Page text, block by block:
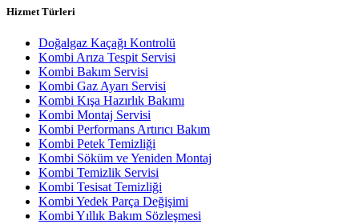
Hizmet Türleri
Doğalgaz Kaçağı Kontrolü
Kombi Arıza Tespit Servisi
Kombi Bakım Servisi
Kombi Gaz Ayarı Servisi
Kombi Kışa Hazırlık Bakımı
Kombi Montaj Servisi
Kombi Performans Artırıcı Bakım
Kombi Petek Temizliği
Kombi Söküm ve Yeniden Montaj
Kombi Temizlik Servisi
Kombi Tesisat Temizliği
Kombi Yedek Parça Değişimi
Kombi Yıllık Bakım Sözleşmesi